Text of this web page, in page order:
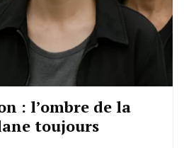
: l’ombre de la
toujours